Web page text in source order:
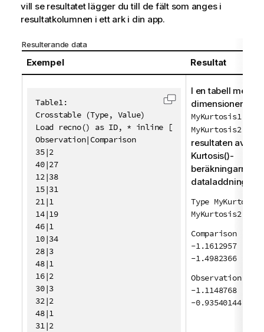
vill se resultatet lägger du till de fält som anges i
resultatkolumnen i ett ark i din app.
Resulterande data
Exempel Resultat
Table1:
Crosstable (Type, Value)
Load recno() as ID, * inline [
Observation|Comparison
35|2
40|27
12|38
15|31
21|1
14|19
46|1
10|34
28|3
48|1
16|2
30|3
32|2
48|1
31|2
Kopiera kod till
I en tabell med
dimensionerna
MyKurtosis1och
MyKurtosis2blir
resultaten av
Kurtosis()-
beräkningarna i
Type MyKurtosis1
MyKurtosis2
Comparison
-1.1612957
-1.4982366
Observation
-1.1148768
-0.93540144